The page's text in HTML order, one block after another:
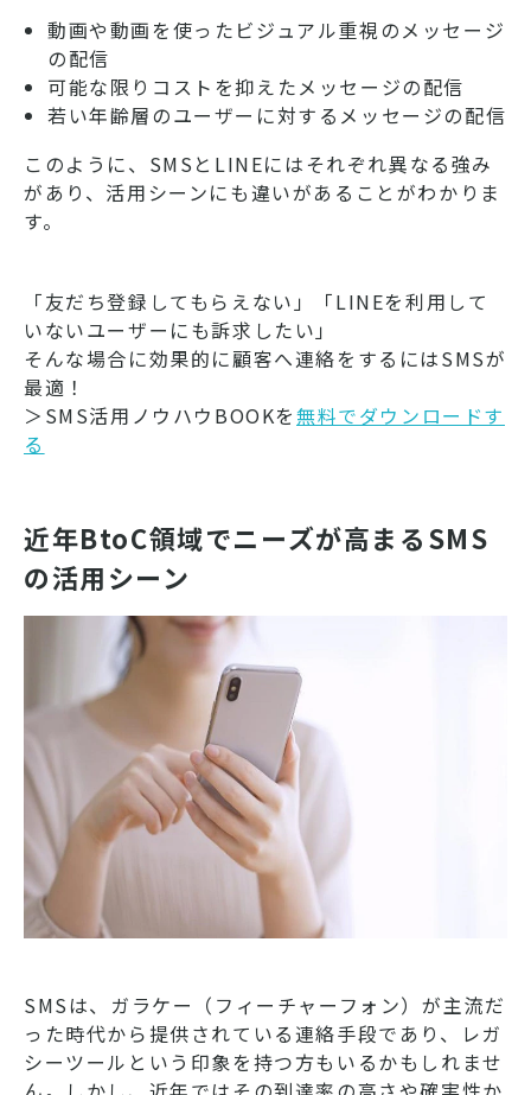
動画や動画を使ったビジュアル重視のメッセージ
の配信
可能な限りコストを抑えたメッセージの配信
若い年齢層のユーザーに対するメッセージの配信
このように、SMSとLINEにはそれぞれ異なる強み
があり、活用シーンにも違いがあることがわかりま
す。
「友だち登録してもらえない」「LINEを利用して
いないユーザーにも訴求したい」
そんな場合に効果的に顧客へ連絡をするにはSMSが
最適！
＞SMS活用ノウハウBOOKを無料でダウンロードす
る
近年BtoC領域でニーズが高まるSMS
の活用シーン
SMSは、ガラケー（フィーチャーフォン）が主流だ
った時代から提供されている連絡手段であり、レガ
シーツールという印象を持つ方もいるかもしれませ